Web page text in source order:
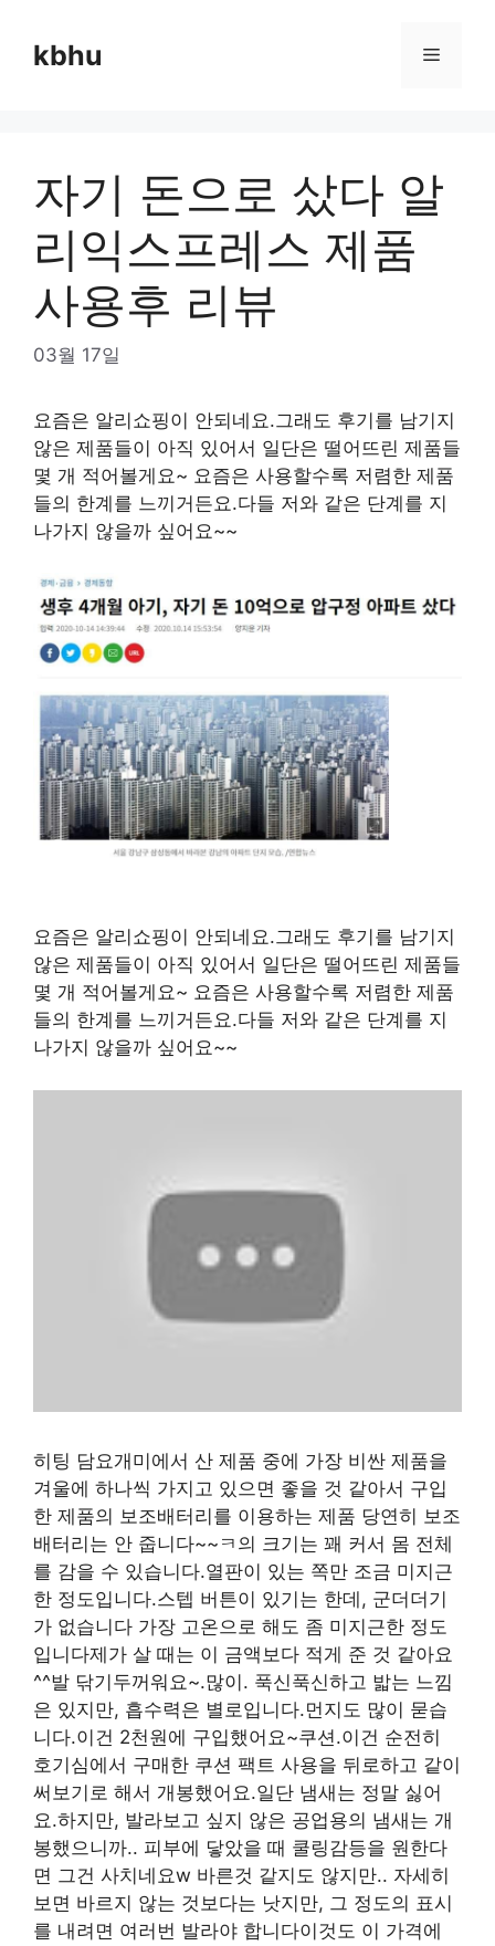
contentkbhu Menu
자기 돈으로 샀다 알
리익스프레스 제품
사용후 리뷰
03월 17일
요즘은 알리쇼핑이 안되네요.그래도 후기를 남기지
않은 제품들이 아직 있어서 일단은 떨어뜨린 제품들
몇 개 적어볼게요~ 요즘은 사용할수록 저렴한 제품
들의 한계를 느끼거든요.다들 저와 같은 단계를 지
나가지 않을까 싶어요~~
요즘은 알리쇼핑이 안되네요.그래도 후기를 남기지
않은 제품들이 아직 있어서 일단은 떨어뜨린 제품들
몇 개 적어볼게요~ 요즘은 사용할수록 저렴한 제품
들의 한계를 느끼거든요.다들 저와 같은 단계를 지
나가지 않을까 싶어요~~
히팅 담요개미에서 산 제품 중에 가장 비싼 제품을
겨울에 하나씩 가지고 있으면 좋을 것 같아서 구입
한 제품의 보조배터리를 이용하는 제품 당연히 보조
배터리는 안 줍니다~~ㅋ의 크기는 꽤 커서 몸 전체
를 감을 수 있습니다.열판이 있는 쪽만 조금 미지근
한 정도입니다.스텝 버튼이 있기는 한데, 군더더기
가 없습니다 가장 고온으로 해도 좀 미지근한 정도
입니다제가 살 때는 이 금액보다 적게 준 것 같아요
^^발 닦기두꺼워요~.많이. 푹신푹신하고 밟는 느낌
은 있지만, 흡수력은 별로입니다.먼지도 많이 묻습
니다.이건 2천원에 구입했어요~쿠션.이건 순전히
호기심에서 구매한 쿠션 팩트 사용을 뒤로하고 같이
써보기로 해서 개봉했어요.일단 냄새는 정말 싫어
요.하지만, 발라보고 싶지 않은 공업용의 냄새는 개
봉했으니까.. 피부에 닿았을 때 쿨링감등을 원한다
면 그건 사치네요w 바른것 같지도 않지만.. 자세히
보면 바르지 않는 것보다는 낫지만, 그 정도의 표시
를 내려면 여러번 발라야 합니다이것도 이 가격에